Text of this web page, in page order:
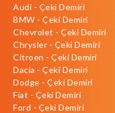
Audi - Çeki Demiri
BMW - Çeki Demiri
Chevrolet - Çeki Demiri
Chrysler - Çeki Demiri
Citroen - Çeki Demiri
Dacia - Çeki Demiri
Dodge - Çeki Demiri
Fiat - Çeki Demiri
Ford - Çeki Demiri